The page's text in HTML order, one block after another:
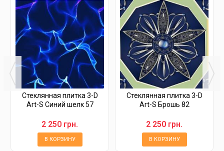
Стеклянная плитка 3-D
Art-S Синий шелк 57
2 250 грн.
В КОРЗИНУ
Стеклянная плитка 3-D
Art-S Брошь 82
2 250 грн.
В КОРЗИНУ